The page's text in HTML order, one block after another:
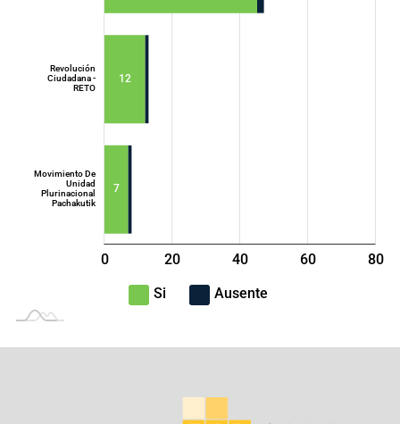
7
12
Movimiento De
Unidad
Plurinacional
Pachakutik
Revolución
Ciudadana -
RETO
L
-40
-20
0 20 40 60 80
100
Si
Ausente